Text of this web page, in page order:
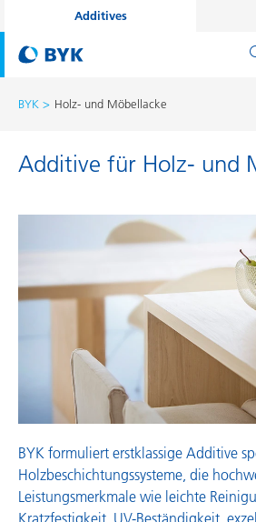
Additives
BYK Holz- und Möbellacke
Additive für Holz- und
BYK formuliert erstklassige Additive
Holzbeschichtungssysteme, die
Leistungsmerkmale wie leichte
Kratzfestigkeit, UV-Beständigkeit,